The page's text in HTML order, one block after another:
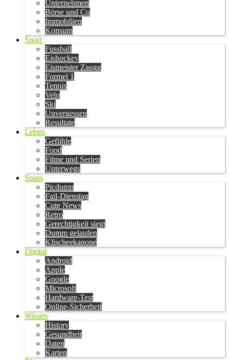
Unternehmen
Börse und Co
Immobilien
Konsum
Sport
Fussball
Eishockey
Eismeister Zaugg
Formel 1
Tennis
Velo
Ski
Unvergessen
Resultate
Leben
Gefühle
Food
Filme und Serien
Unterwegs
Spass
Picdump
Fail-Dienstag
Cute News
Retro
Gerechtigkeit siegt
Dumm gelaufen
Klischeekanone
Digital
Android
Apple
Google
Microsoft
Hardware-Test
Online-Sicherheit
Wissen
History
Gesundheit
Daten
Karten